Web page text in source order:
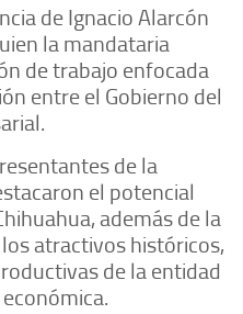
de Ignacio Alarcón
la mandataria
de trabajo enfocada
entre el Gobierno del
de la
el potencial
además de la
atractivos históricos,
de la entidad